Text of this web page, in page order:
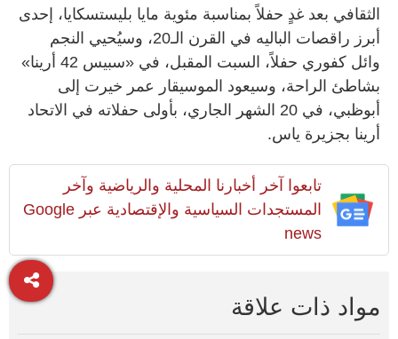
الثقافي بعد غدٍ حفلاً بمناسبة مئوية مايا بليستسكايا، إحدى
أبرز راقصات الباليه في القرن الـ20، وسيُحيي النجم
وائل كفوري حفلاً، السبت المقبل، في «سبيس 42 أرينا»
بشاطئ الراحة، وسيعود الموسيقار عمر خيرت إلى
أبوظبي، في 20 الشهر الجاري، بأولى حفلاته في الاتحاد
أرينا بجزيرة ياس.
تابعوا آخر أخبارنا المحلية والرياضية وآخر
المستجدات السياسية والإقتصادية عبر Google
news
مواد ذات علاقة